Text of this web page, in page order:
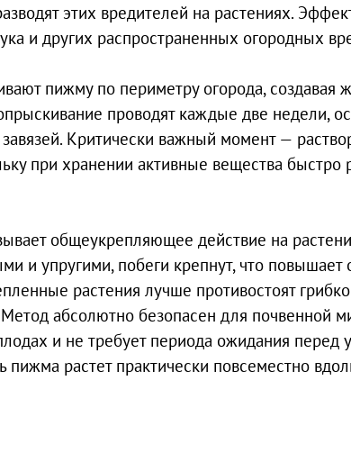
этих вредителей на растениях.
и других распространенных огородных
пижму по периметру огорода, создавая
проводят каждые две недели,
Критически важный момент —
при хранении активные вещества
общеукрепляющее действие на
и упругими, побеги крепнут, что
растения лучше противостоят
Метод абсолютно безопасен для почвенной
и не требует периода ожидания перед
растет практически повсеместно